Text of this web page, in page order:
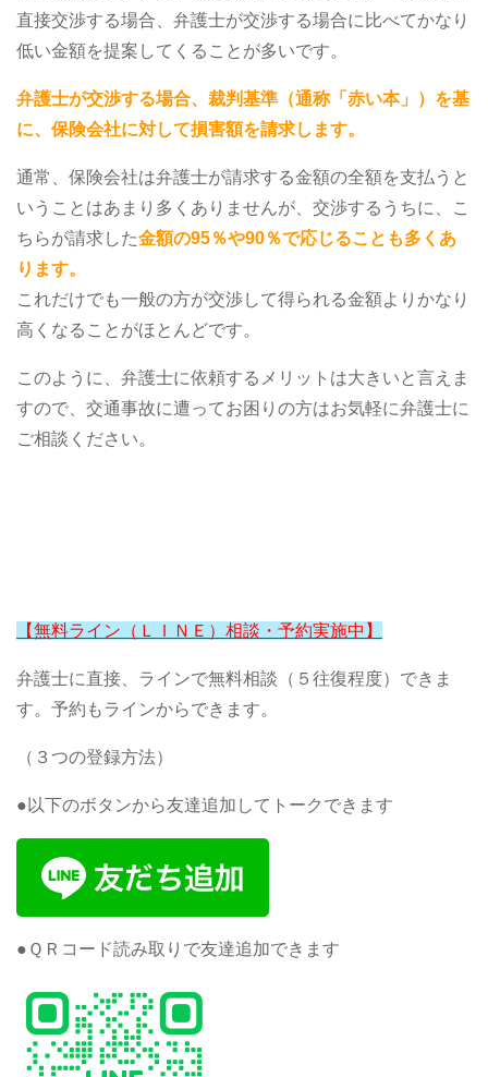
直接交渉する場合、弁護士が交渉する場合に比べてかなり
低い金額を提案してくることが多いです。
弁護士が交渉する場合、裁判基準（通称「赤い本」）を基
に、保険会社に対して損害額を請求します。
通常、保険会社は弁護士が請求する金額の全額を支払うと
いうことはあまり多くありませんが、交渉するうちに、こ
ちらが請求した金額の95％や90％で応じることも多くあ
ります。
これだけでも一般の方が交渉して得られる金額よりかなり
高くなることがほとんどです。
このように、弁護士に依頼するメリットは大きいと言えま
すので、交通事故に遭ってお困りの方はお気軽に弁護士に
ご相談ください。
【無料ライン（ＬＩＮＥ）相談・予約実施中】
弁護士に直接、ラインで無料相談（５往復程度）できま
す。予約もラインからできます。
（３つの登録方法）
●以下のボタンから友達追加してトークできます
●ＱＲコード読み取りで友達追加できます